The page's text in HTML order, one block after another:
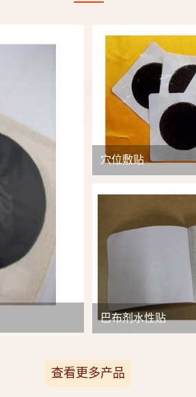
穴位敷贴
巴布剂水性贴
查看
查看更多产品